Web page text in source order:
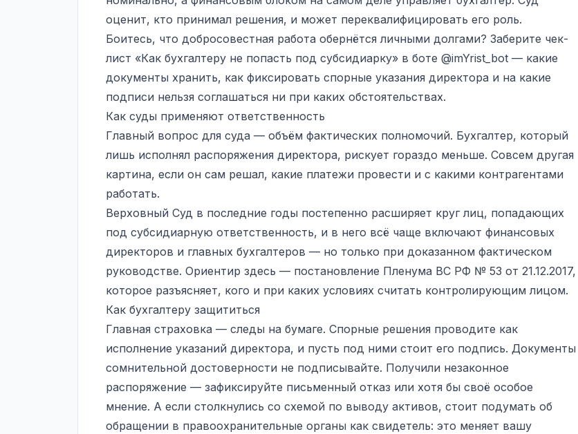
оценит, кто принимал решения, и может переквалифицировать его роль.
Боитесь, что добросовестная работа обернётся личными долгами? Заберите чек-
лист «Как бухгалтеру не попасть под субсидиарку» в боте @imYrist_bot — какие
документы хранить, как фиксировать спорные указания директора и на какие
подписи нельзя соглашаться ни при каких обстоятельствах.
Как суды применяют ответственность
Главный вопрос для суда — объём фактических полномочий. Бухгалтер, который
лишь исполнял распоряжения директора, рискует гораздо меньше. Совсем другая
картина, если он сам решал, какие платежи провести и с какими контрагентами
работать.
Верховный Суд в последние годы постепенно расширяет круг лиц, попадающих
под субсидиарную ответственность, и в него всё чаще включают финансовых
директоров и главных бухгалтеров — но только при доказанном фактическом
руководстве. Ориентир здесь — постановление Пленума ВС РФ № 53 от 21.12.2017,
которое разъясняет, кого и при каких условиях считать контролирующим лицом.
Как бухгалтеру защититься
Главная страховка — следы на бумаге. Спорные решения проводите как
исполнение указаний директора, и пусть под ними стоит его подпись. Документы
сомнительной достоверности не подписывайте. Получили незаконное
распоряжение — зафиксируйте письменный отказ или хотя бы своё особое
мнение. А если столкнулись со схемой по выводу активов, стоит подумать об
обращении в правоохранительные органы как свидетель: это меняет вашу